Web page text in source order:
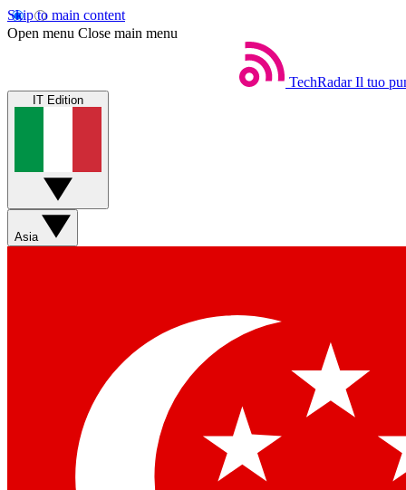
Skip to main content
Open menu Close main menu
TechRadar Il tuo
IT Edition
Asia